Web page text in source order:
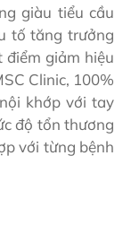
giàu tiểu cầu
tố tăng trưởng
điểm giảm hiệu
Clinic, 100%
khớp với tay
độ tổn thương
với từng bệnh